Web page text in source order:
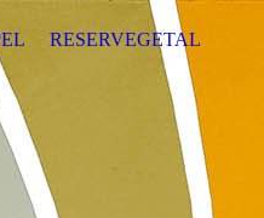
RESERVEGETAL